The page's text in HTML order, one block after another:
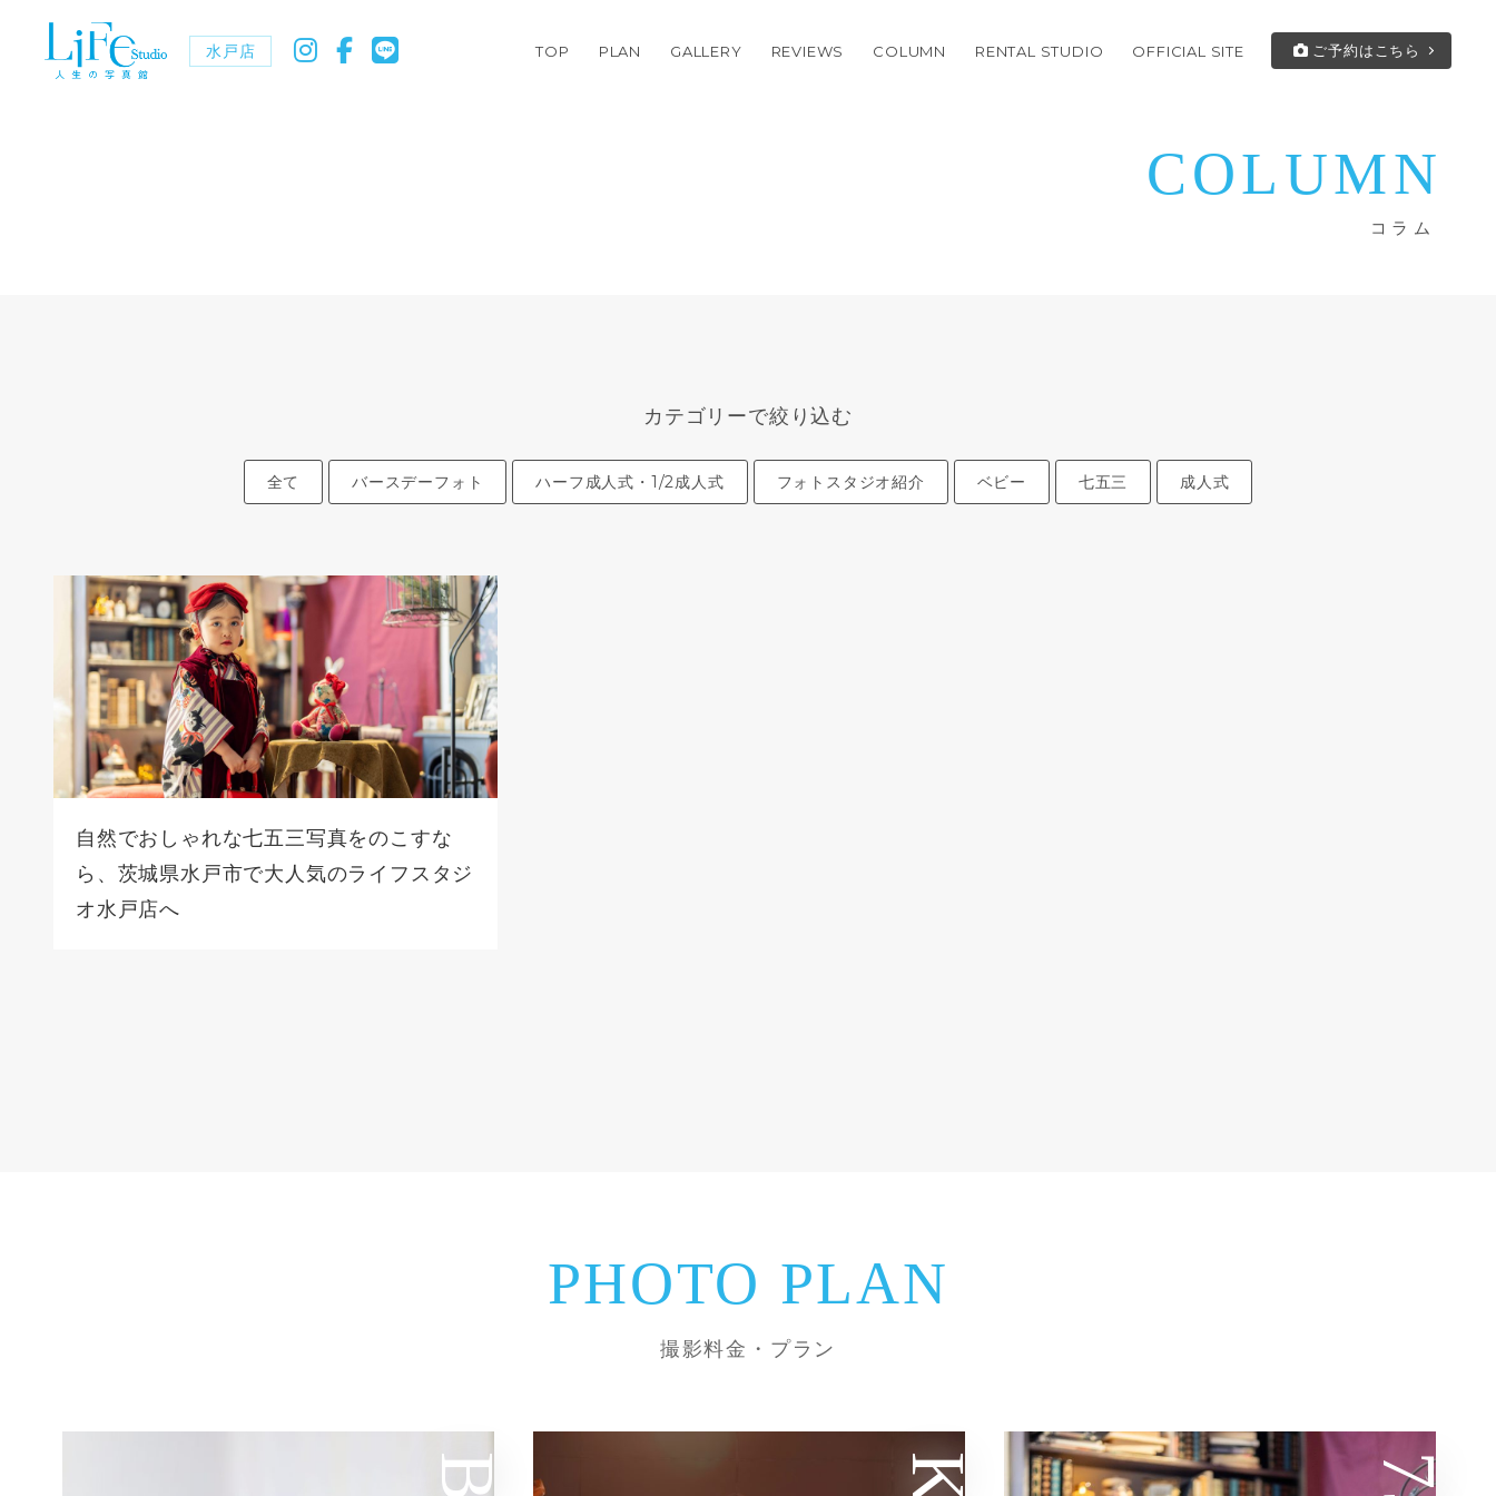
水戸店 TOP PLAN GALLERY REVIEWS COLUMN RENTAL STUDIO OFFICIAL SITE ご予約はこちら
COLUMN
コラム
カテゴリーで絞り込む
全て バースデーフォト ハーフ成人式・1/2成人式 フォトスタジオ紹介 ベビー 七五三 成人式
自然でおしゃれな七五三写真をのこすな
ら、茨城県水戸市で大人気のライフスタジ
オ水戸店へ
PHOTO PLAN
撮影料金・プラン